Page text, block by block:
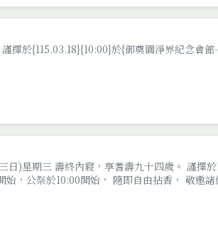
擇於{115.03.18}{10:00}於{御奠園淨界紀念會
日)星期三 壽終內寢，享耆壽九十四歲。 謹擇
，公祭於10:00開始， 隨即自由拈香， 敬邀